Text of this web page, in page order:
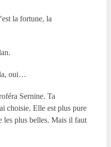
la fortune, la
oui…
Sernine. Ta
choisie. Elle est plus pure
les plus belles. Mais il faut